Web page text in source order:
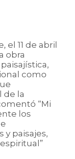
11 de abril
obra
como
de la
“Mi
los
y paisajes,